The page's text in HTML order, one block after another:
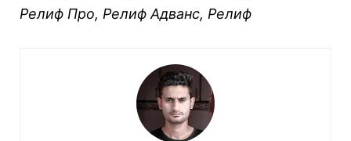
Релиф Про, Релиф Адванс, Релиф